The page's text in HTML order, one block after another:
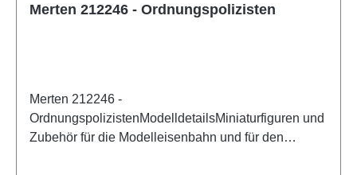
Merten 212246 - Ordnungspolizisten
Merten 212246 -
OrdnungspolizistenModelldetailsMiniaturfiguren und
Zubehör für die Modelleisenbahn und für den